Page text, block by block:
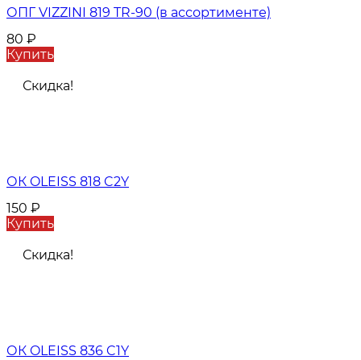
ОПГ VIZZINI 819 TR-90 (в ассортименте)
80 ₽
Купить
Скидка!
ОК OLEISS 818 C2Y
150 ₽
Купить
Скидка!
ОК OLEISS 836 C1Y